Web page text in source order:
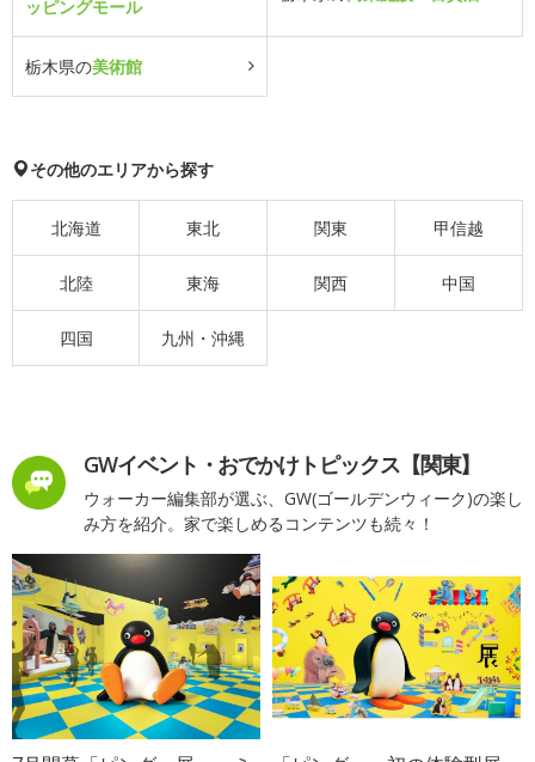
ッピングモール
栃木県の美術館
その他のエリアから探す
北海道 東北 関東 甲信越
北陸 東海 関西 中国
四国 九州・沖縄
GWイベント・おでかけトピックス【関東】
ウォーカー編集部が選ぶ、GW(ゴールデンウィーク)の楽し
み方を紹介。家で楽しめるコンテンツも続々！